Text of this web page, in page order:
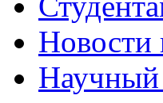
Новости
Научный